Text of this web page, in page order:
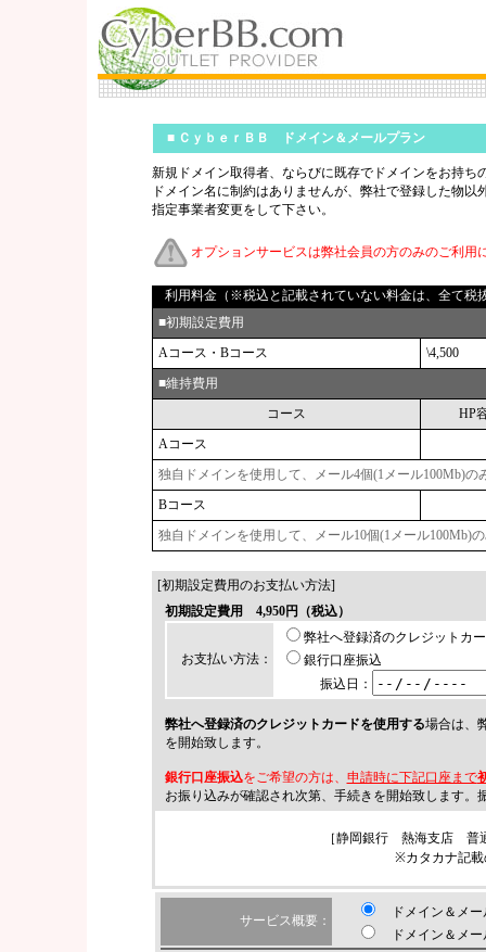
■ ＣｙｂｅｒＢＢ ドメイン＆メールプラン
新規ドメイン取得者、ならびに既存でドメインをお持ち
ドメイン名に制約はありませんが、弊社で登録した物
指定事業者変更をして下さい。
オプションサービスは弊社会員の方のみのご利用
利用料金（※税込と記載されていない料金は、全て税
■初期設定費用
Aコース・Bコース
\4,500
■維持費用
コース
HP
Aコース
独自ドメインを使用して、メール4個(1メール100Mb)
Bコース
独自ドメインを使用して、メール10個(1メール100Mb)
[初期設定費用のお支払い方法]
初期設定費用 4,950円（税込）
お支払い方法：
弊社へ登録済のクレジットカ
銀行口座振込
振込日：
弊社へ登録済のクレジットカードを使用する場合は、
を開始致します。
銀行口座振込をご希望の方は、 申請時に下記口座まで
お振り込みが確認され次第、手続きを開始致します
［静岡銀行 熱海支店 普
※カタカナ記載
サービス概要：
ドメイン＆メ
ドメイン＆メ